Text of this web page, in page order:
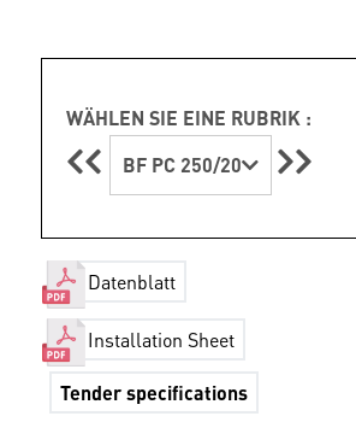
WÄHLEN SIE EINE RUBRIK :
BF PC 250/20
Datenblatt
Installation Sheet
Tender specifications